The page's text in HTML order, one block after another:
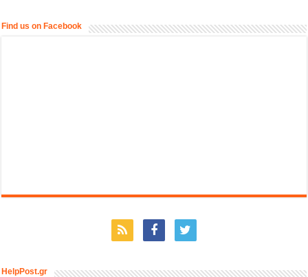
Find us on Facebook
HelpPost.gr